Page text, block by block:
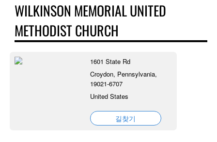
WILKINSON MEMORIAL UNITED
METHODIST CHURCH
1601 State Rd
Croydon, Pennsylvania,
19021-6707
United States
길찾기